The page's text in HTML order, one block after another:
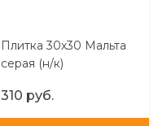
Плитка 30х30 Мальта
серая (н/к)
310 руб.